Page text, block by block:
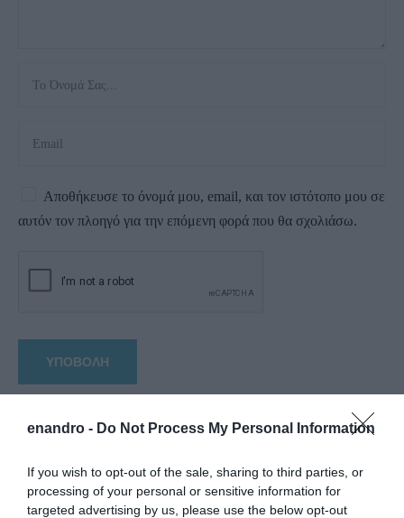
enandro - Do Not Process My Personal Information
If you wish to opt-out of the sale, sharing to third parties, or
processing of your personal or sensitive information for
targeted advertising by us, please use the below opt-out
Αποθήκευσε το όνομά μου, email, και τον ιστότοπο μου σε
αυτόν τον πλοηγό για την επόμενη φορά που θα σχολιάσω.